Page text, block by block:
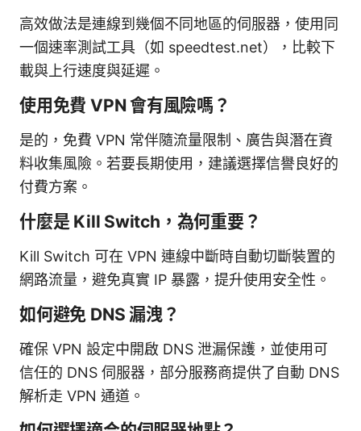
高效做法是連線到幾個不同地區的伺服器，使用同
一個速率測試工具（如 speedtest.net），比較下
載與上行速度與延遲。
使用免費 VPN 會有風險嗎？
是的，免費 VPN 常伴隨流量限制、廣告與潛在資
料收集風險。若要長期使用，建議選擇信譽良好的
付費方案。
什麼是 Kill Switch，為何重要？
Kill Switch 可在 VPN 連線中斷時自動切斷裝置的
網路流量，避免真實 IP 暴露，提升使用安全性。
如何避免 DNS 漏洩？
確保 VPN 設定中開啟 DNS 泄漏保護，並使用可
信任的 DNS 伺服器，部分服務商提供了自動 DNS
解析走 VPN 通道。